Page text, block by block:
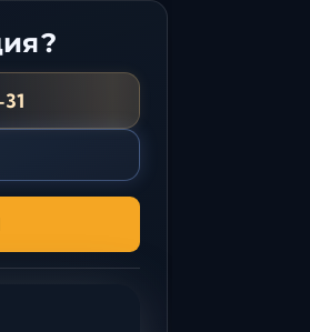
Керчь
Кисловодск
Минеральные Воды